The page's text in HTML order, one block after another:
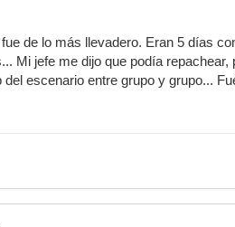
de lo más llevadero. Eran 5 días
Mi jefe me dijo que podía
escenario entre grupo y grupo...